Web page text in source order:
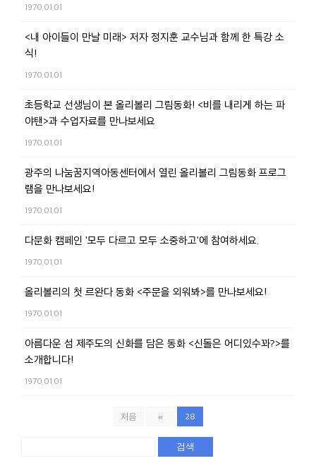
1970.01.01
<내 아이들이 만날 미래> 저자 정지훈 교수님과 함께 한 특강 소
식!
1970.01.01
초등학교 선생님이 본 올리볼리 그림동화! <비를 내리게 하는 파
야탠>과 수업자료를 만나보세요
1970.01.01
광주의 나눔꿈지역아동센터에서 열린 올리볼리 그림동화 프로그
램을 만나보세요!
1970.01.01
다문화 캠페인 '모두 다르고 모두 소중하고'에 참여하세요.
1970.01.01
올리볼리의 첫 르완다 동화 <주문을 외워봐>를 만나보세요!
1970.01.01
아름다운 섬 제주도의 신화를 담은 동화 <신돌은 어디있수꽈?>를
소개합니다!
1970.01.01
처음 « 28
검색